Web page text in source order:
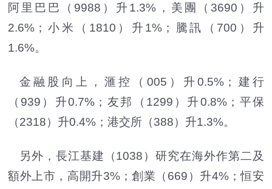
阿里巴巴（9988）升1.3%，美團（3690）升
2.6%；小米（1810）升1%；騰訊（700）升
1.6%。
金融股向上，滙控（005）升0.5%；建行
（939）升0.7%；友邦（1299）升0.8%；平保
（2318）升0.4%；港交所（388）升1.3%。
另外，長江基建（1038）研究在海外作第二及
額外上市，高開升3%；創業（669）升4%；恒安